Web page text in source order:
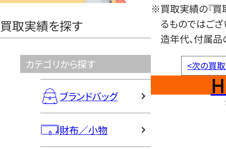
買取実績を探す
カテゴリから探す
ブランドバッグ
財布／小物
※買取実績の『買
るものではござ
造年代、付属品
<次の買